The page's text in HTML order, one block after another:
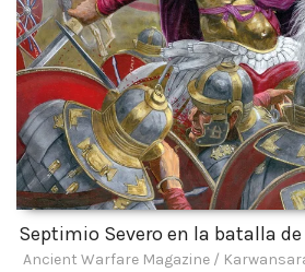
Septimio Severo en la batalla
Ancient Warfare Magazine /